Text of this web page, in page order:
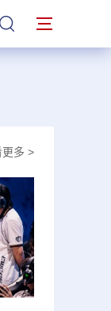
站內搜索
更多 >